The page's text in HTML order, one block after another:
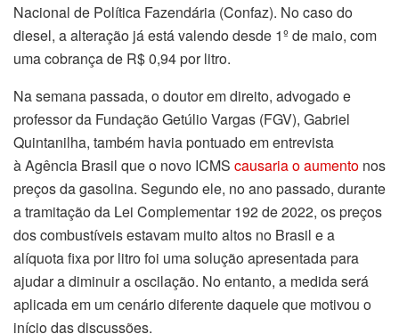
Nacional de Política Fazendária (Confaz). No caso do
diesel, a alteração já está valendo desde 1º de maio, com
uma cobrança de R$ 0,94 por litro.
Na semana passada, o doutor em direito, advogado e
professor da Fundação Getúlio Vargas (FGV), Gabriel
Quintanilha, também havia pontuado em entrevista
à Agência Brasil que o novo ICMS causaria o aumento nos
preços da gasolina. Segundo ele, no ano passado, durante
a tramitação da Lei Complementar 192 de 2022, os preços
dos combustíveis estavam muito altos no Brasil e a
alíquota fixa por litro foi uma solução apresentada para
ajudar a diminuir a oscilação. No entanto, a medida será
aplicada em um cenário diferente daquele que motivou o
início das discussões.